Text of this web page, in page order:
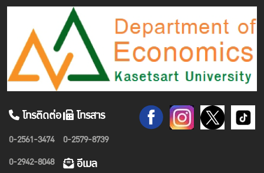
โทรติดต่อ
0-2561-3474
0-2942-8048
โทรสาร
0-2579-8739
อีเมล